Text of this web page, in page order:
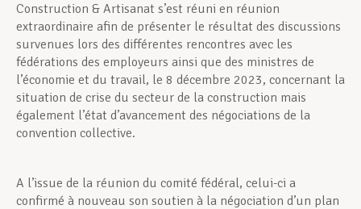
Construction & Artisanat s’est réuni en réunion
extraordinaire afin de présenter le résultat des discussions
survenues lors des différentes rencontres avec les
fédérations des employeurs ainsi que des ministres de
l’économie et du travail, le 8 décembre 2023, concernant la
situation de crise du secteur de la construction mais
également l’état d’avancement des négociations de la
convention collective.
A l’issue de la réunion du comité fédéral, celui-ci a
confirmé à nouveau son soutien à la négociation d’un plan